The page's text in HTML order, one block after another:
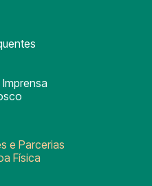
e Parcerias
Física